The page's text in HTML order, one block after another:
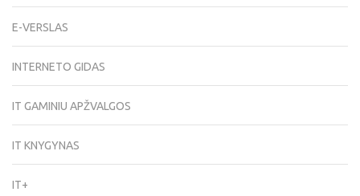
E-VERSLAS
INTERNETO GIDAS
IT GAMINIU APŽVALGOS
IT KNYGYNAS
IT+